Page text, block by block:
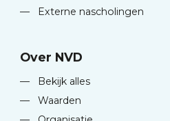
—
Externe nascholingen
Over NVD
—
Bekijk alles
—
Waarden